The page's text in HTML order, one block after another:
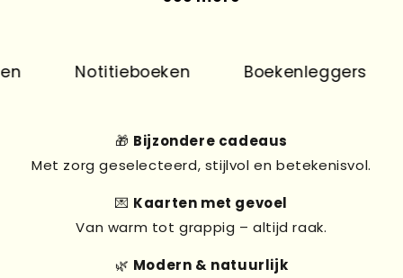
Notitieboeken Boekenleggers
🎁 Bijzondere cadeaus
Met zorg geselecteerd, stijlvol en betekenisvol.
💌 Kaarten met gevoel
Van warm tot grappig – altijd raak.
🌿 Modern & natuurlijk